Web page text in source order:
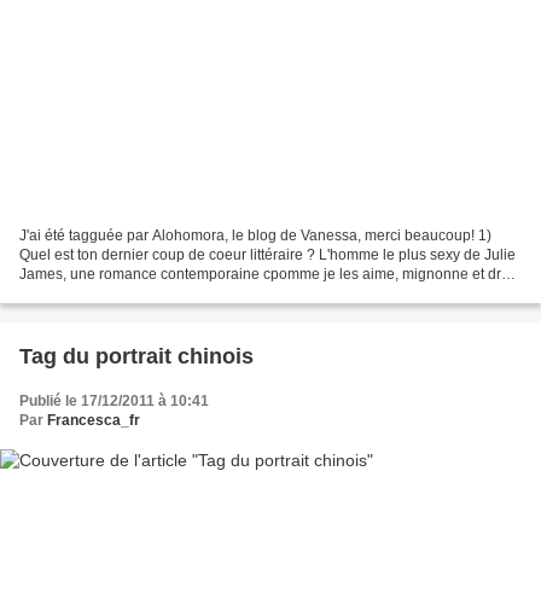
J'ai été tagguée par Alohomora, le blog de Vanessa, merci beaucoup! 1)
Quel est ton dernier coup de coeur littéraire ? L'homme le plus sexy de Julie
James, une romance contemporaine cpomme je les aime, mignonne et drôle
Tag du portrait chinois
Publié le 17/12/2011 à 10:41
Par Francesca_fr